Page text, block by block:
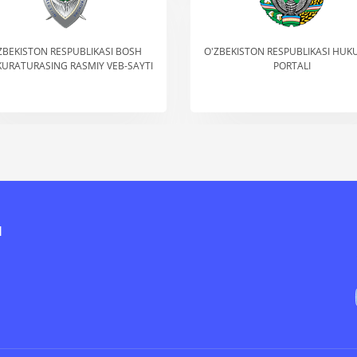
MILLATLAR TASHKILOTI
TARAQQIYOT DASTURI RASMIY VEB
O‘ZBEKISTON RESPUBLIKASI
PROKURATURASI